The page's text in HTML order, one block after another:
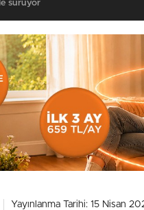
sürüyor
Yayınlanma Tarihi: 15 Nisan